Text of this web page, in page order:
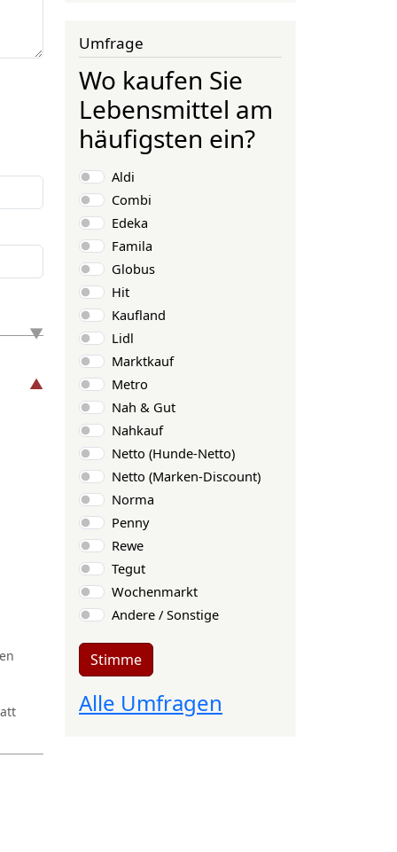
Umfrage
Wo kaufen Sie
Lebensmittel am
häufigsten ein?
Auswahlmöglichkeiten
Aldi
Combi
Edeka
Famila
Globus
Hit
Kaufland
Lidl
Marktkauf
Metro
Nah & Gut
Nahkauf
Netto (Hunde-Netto)
Netto (Marken-Discount)
Norma
Penny
Rewe
Tegut
Wochenmarkt
Andere / Sonstige
Stimme
Alle Umfragen